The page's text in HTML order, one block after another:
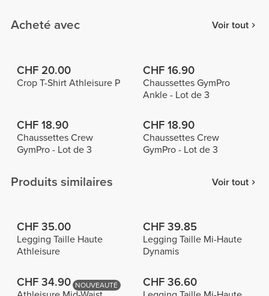
Acheté avec Voir tout
CHF 20.00
Crop T-Shirt Athleisure P
CHF 16.90
Chaussettes GymPro
Ankle - Lot de 3
CHF 18.90
Chaussettes Crew
GymPro - Lot de 3
CHF 18.90
Chaussettes Crew
GymPro - Lot de 3
Produits similaires Voir tout
CHF 35.00
Legging Taille Haute
Athleisure
CHF 39.85
Legging Taille Mi-Haute
Dynamis
NOUVEAUTÉ
CHF 34.90 CHF 36.60